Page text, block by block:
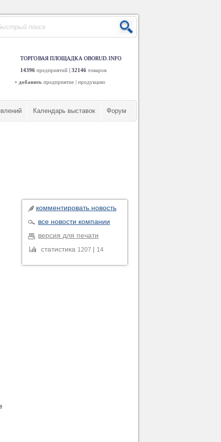
ТОРГОВАЯ ПЛОЩАДКА OBORUD.INFO
14396 предприятий | 32146 товаров
+ добавить предприятие | продукцию
Календарь выставок Форум
комментировать новость
все новости компании
версия для печати
статистика 1207 | 14